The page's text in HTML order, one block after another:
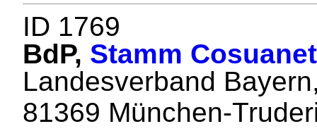
ID 1769
BdP, Stamm
Landesverband
81369 München-